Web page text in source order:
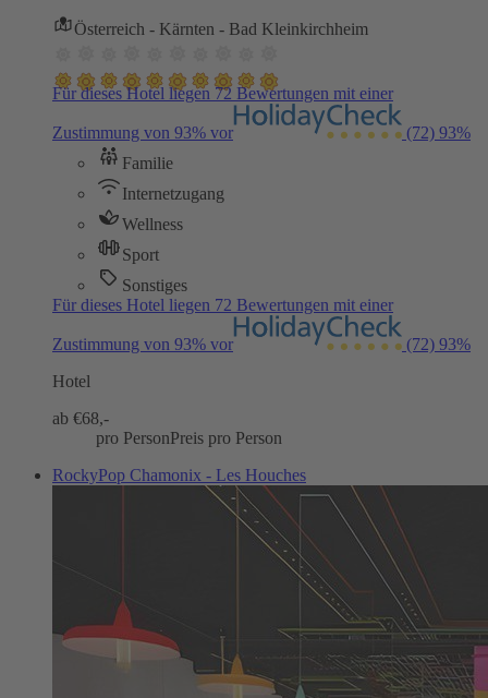
Österreich - Kärnten - Bad Kleinkirchheim
Für dieses Hotel liegen 72 Bewertungen mit einer
Zustimmung von 93% vor (72) 93%
Familie
Internetzugang
Wellness
Sport
Sonstiges
Für dieses Hotel liegen 72 Bewertungen mit einer
Zustimmung von 93% vor (72) 93%
Hotel
ab €68,-
pro PersonPreis pro Person
RockyPop Chamonix - Les Houches